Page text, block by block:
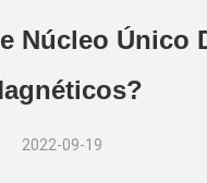
Núcleo Único
2022-09-19